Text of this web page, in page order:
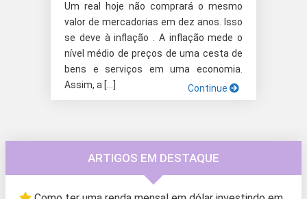
Um real hoje não comprará o mesmo
valor de mercadorias em dez anos. Isso
se deve à inflação . A inflação mede o
nível médio de preços de uma cesta de
bens e serviços em uma economia.
Assim, a […]
Continue
ARTIGOS EM DESTAQUE